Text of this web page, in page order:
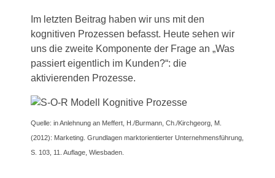
Im letzten Beitrag haben wir uns mit den
kognitiven Prozessen befasst. Heute sehen wir
uns die zweite Komponente der Frage an „Was
passiert eigentlich im Kunden?“: die
aktivierenden Prozesse.
Quelle: in Anlehnung an Meffert, H./Burmann, Ch./Kirchgeorg, M.
(2012): Marketing. Grundlagen marktorientierter Unternehmensführung,
S. 103, 11. Auflage, Wiesbaden.